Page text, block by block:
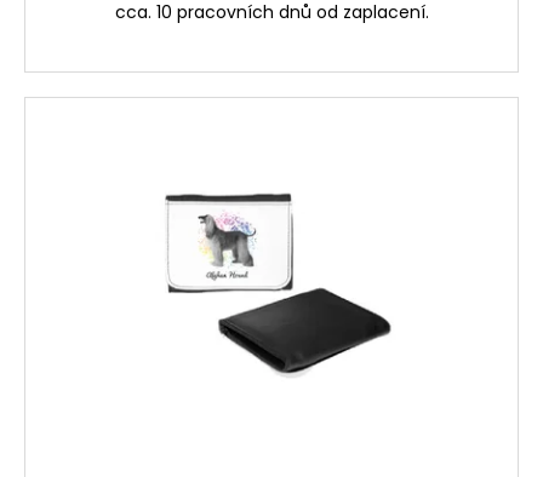
cca. 10 pracovních dnů od zaplacení.